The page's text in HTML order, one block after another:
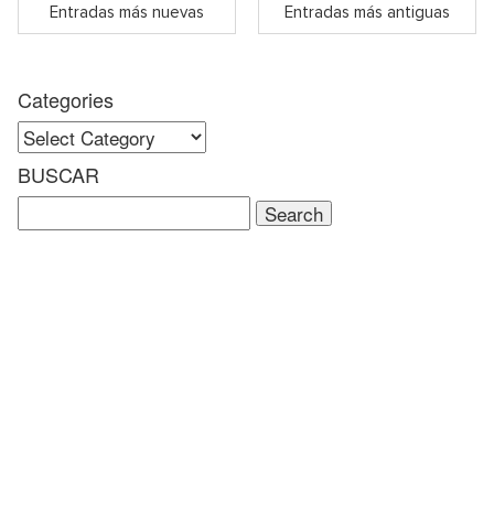
Entradas más nuevas Entradas más antiguas
Categories
Categories
BUSCAR
Search
for: